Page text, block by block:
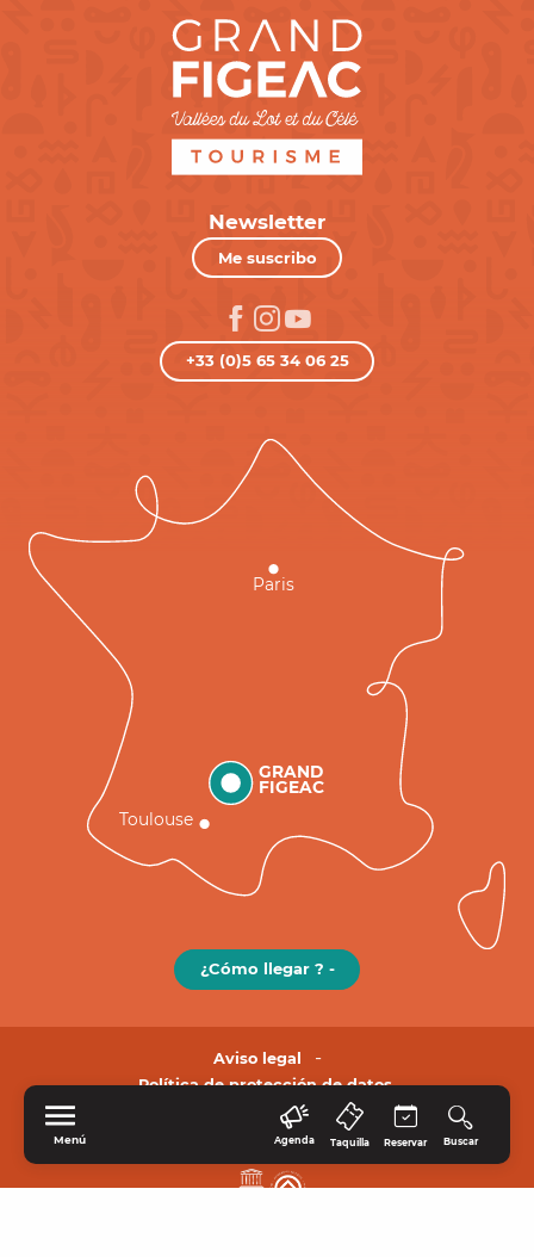
Menú Agenda Taquilla Reservar Buscar
Newsletter
Me suscribo
+33 (0)5 65 34 06 25
GRAND
FIGEAC
Toulouse
Paris
¿Cómo llegar ? -
Aviso legal
Política de protección de datos.